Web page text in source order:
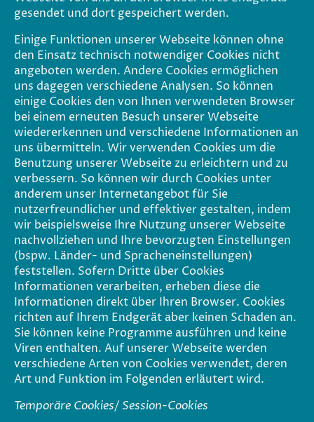
gesendet und dort gespeichert werden.
Einige Funktionen unserer Webseite können ohne
den Einsatz technisch notwendiger Cookies nicht
angeboten werden. Andere Cookies ermöglichen
uns dagegen verschiedene Analysen. So können
einige Cookies den von Ihnen verwendeten Browser
bei einem erneuten Besuch unserer Webseite
wiedererkennen und verschiedene Informationen an
uns übermitteln. Wir verwenden Cookies um die
Benutzung unserer Webseite zu erleichtern und zu
verbessern. So können wir durch Cookies unter
anderem unser Internetangebot für Sie
nutzerfreundlicher und effektiver gestalten, indem
wir beispielsweise Ihre Nutzung unserer Webseite
nachvollziehen und Ihre bevorzugten Einstellungen
(bspw. Länder- und Spracheneinstellungen)
feststellen. Sofern Dritte über Cookies
Informationen verarbeiten, erheben diese die
Informationen direkt über Ihren Browser. Cookies
richten auf Ihrem Endgerät aber keinen Schaden an.
Sie können keine Programme ausführen und keine
Viren enthalten. Auf unserer Webseite werden
verschiedene Arten von Cookies verwendet, deren
Art und Funktion im Folgenden erläutert wird.
Temporäre Cookies/ Session-Cookies